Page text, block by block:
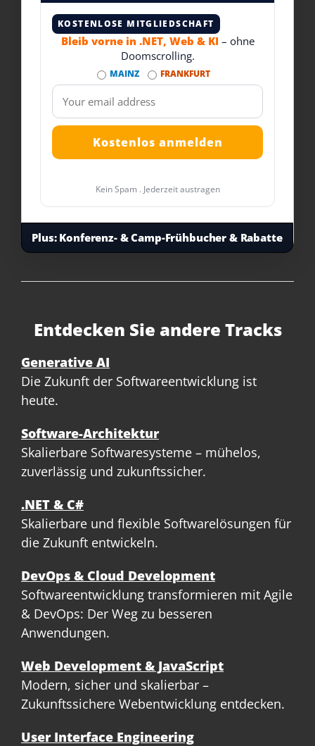
KOSTENLOSE MITGLIEDSCHAFT
Bleib vorne in .NET, Web & KI – ohne
Doomscrolling.
MAINZ FRANKFURT
Kein Spam . Jederzeit austragen
Plus:Konferenz- & Camp-Frühbucher & Rabatte
Entdecken Sie andere Tracks
Generative AI
Die Zukunft der Softwareentwicklung ist
heute.
Software-Architektur
Skalierbare Softwaresysteme – mühelos,
zuverlässig und zukunftssicher.
.NET & C#
Skalierbare und flexible Softwarelösungen für
die Zukunft entwickeln.
DevOps & Cloud Development
Softwareentwicklung transformieren mit Agile
& DevOps: Der Weg zu besseren
Anwendungen.
Web Development & JavaScript
Modern, sicher und skalierbar –
Zukunftssichere Webentwicklung entdecken.
User Interface Engineering